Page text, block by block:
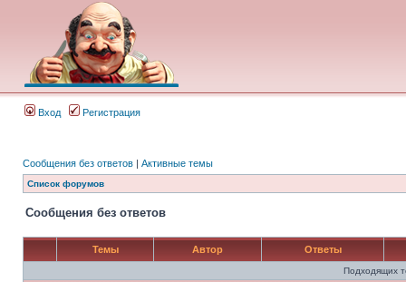
Вход Регистрация
Сообщения без ответов | Активные темы
Список форумов
Сообщения без ответов
Темы Автор Ответы
Подходящих